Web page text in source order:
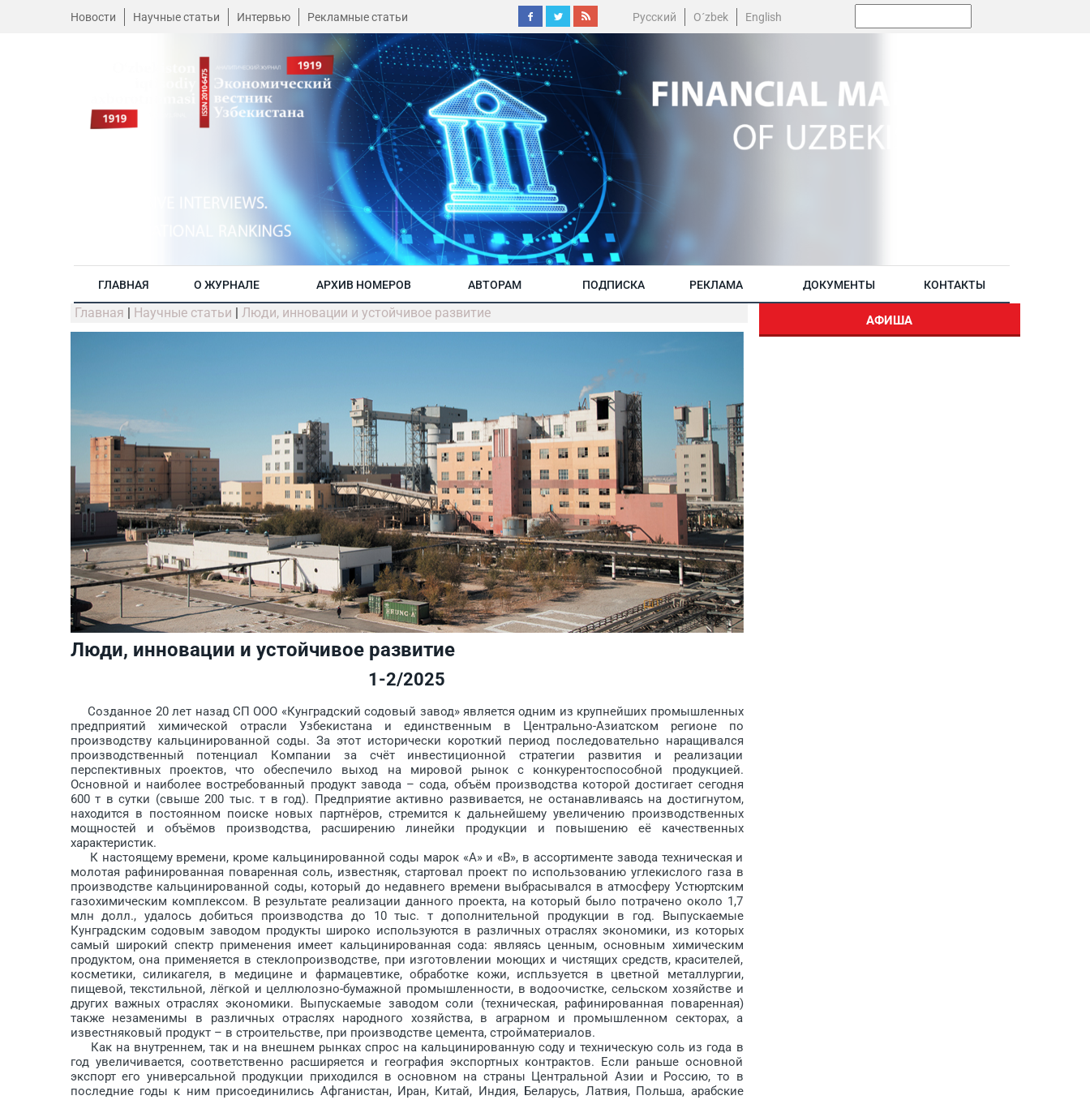
Новости Научные статьи Интервью Рекламные статьи Русский O´zbek English
ГЛАВНАЯ О ЖУРНАЛЕ АРХИВ НОМЕРОВ АВТОРАМ ПОДПИСКА РЕКЛАМА ДОКУМЕНТЫ КОНТАКТЫ
Главная | Научные статьи | Люди, инновации и устойчивое развитие
Люди, инновации и устойчивое развитие
1-2/2025
Созданное 20 лет назад СП ООО «Кунградский содовый завод» является одним из крупнейших промышленных
предприятий химической отрасли Узбекистана и единственным в Цент­рально-Азиатском регионе по
производству кальцинированной соды. За этот исторически короткий период последовательно наращивался
производственный потенциал Компании за счёт инвестиционной стратегии развития и реализации
перспективных проектов, что обеспечило выход на мировой рынок с конкурентоспособной продукцией.
Основной и наиболее востребованный продукт завода – сода, объём производства которой достигает сегодня
600 т в сутки (свыше 200 тыс. т в год). Предприятие активно развивается, не останавливаясь на достигнутом,
находится в постоянном поиске новых партнёров, стремится к дальнейшему увеличению производственных
мощностей и объёмов производства, расширению линейки продукции и повышению её качественных
характеристик.
К настоящему времени, кроме кальцинированной соды марок «А» и «В», в ассортименте завода техническая и
молотая рафинированная поваренная соль, известняк, стартовал проект по использованию углекислого газа в
производстве кальцинированной соды, который до недавнего времени выбрасывался в атмосферу Устюртским
газохимическим комплексом. В результате реализации данного проекта, на который было потрачено около 1,7
млн долл., удалось добиться производства до 10 тыс. т дополнительной продукции в год. Выпускаемые
Кунградским содовым заводом продукты широко используются в различных отраслях экономики, из которых
самый широкий спектр применения имеет кальцинированная сода: являясь ценным, основным химическим
продуктом, она применяется в стеклопроизводстве, при изготовлении моющих и чистящих средств, красителей,
косметики, силикагеля, в медицине и фармацевтике, обработке кожи, испльзуется в цветной металлургии,
пищевой, текстильной, лёгкой и целлюлозно-бумажной промышленности, в водоочистке, сельском хозяйстве и
других важных отраслях экономики. Выпускаемые заводом соли (техническая, рафинированная поваренная)
также незаменимы в различных отраслях народного хозяйства, в аграрном и промышленном секторах, а
известняковый продукт – в строительстве, при производстве цемента, стройматериалов.
Как на внутреннем, так и на внешнем рынках спрос на кальцинированную соду и техническую соль из года в
год увеличивается, соответственно расширяется и география экспортных контрактов. Если раньше основной
экспорт его универсальной продукции приходился в основном на страны Центральной Азии и Россию, то в
последние годы к ним присоединились Афганистан, Иран, Китай, Индия, Беларусь, Латвия, Польша, арабские
АФИША